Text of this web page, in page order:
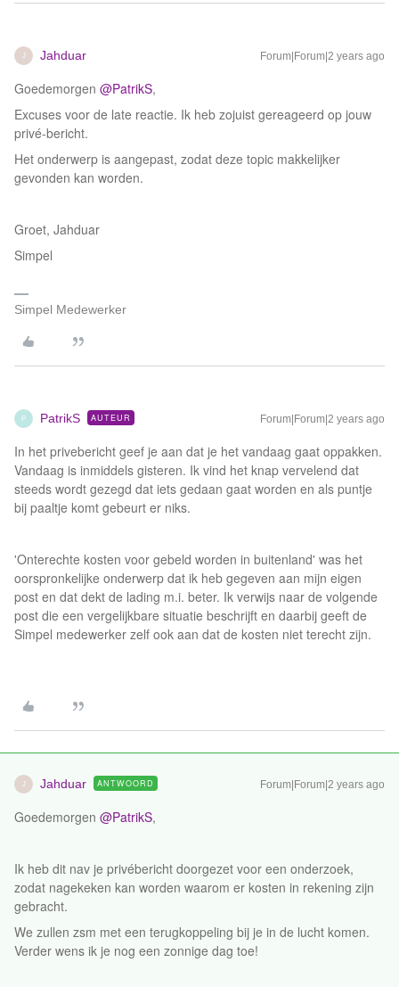
J Jahduar Forum|Forum|2 years ago
Goedemorgen @PatrikS,
Excuses voor de late reactie. Ik heb zojuist gereageerd op jouw
privé-bericht.
Het onderwerp is aangepast, zodat deze topic makkelijker
gevonden kan worden.
Groet, Jahduar
Simpel
Simpel Medewerker
P PatrikS AUTEUR Forum|Forum|2 years ago
In het privebericht geef je aan dat je het vandaag gaat oppakken.
Vandaag is inmiddels gisteren. Ik vind het knap vervelend dat
steeds wordt gezegd dat iets gedaan gaat worden en als puntje
bij paaltje komt gebeurt er niks.
'Onterechte kosten voor gebeld worden in buitenland' was het
oorspronkelijke onderwerp dat ik heb gegeven aan mijn eigen
post en dat dekt de lading m.i. beter. Ik verwijs naar de volgende
post die een vergelijkbare situatie beschrijft en daarbij geeft de
Simpel medewerker zelf ook aan dat de kosten niet terecht zijn.
J Jahduar ANTWOORD Forum|Forum|2 years ago
Goedemorgen @PatrikS,
Ik heb dit nav je privébericht doorgezet voor een onderzoek,
zodat nagekeken kan worden waarom er kosten in rekening zijn
gebracht.
We zullen zsm met een terugkoppeling bij je in de lucht komen.
Verder wens ik je nog een zonnige dag toe!